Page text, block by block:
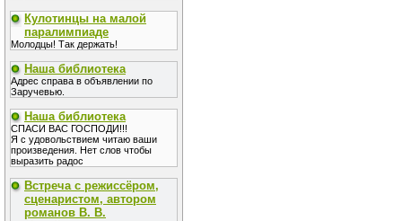
Кулотинцы на малой
паралимпиаде
Молодцы! Так держать!
Наша библиотека
Адрес справа в объявлении по
Заручевью.
Наша библиотека
СПАСИ ВАС ГОСПОДИ!!!
Я с удовольствием читаю ваши
произведения. Нет слов чтобы
выразить радос
Встреча с режиссёром,
сценаристом, автором
романов В. В.